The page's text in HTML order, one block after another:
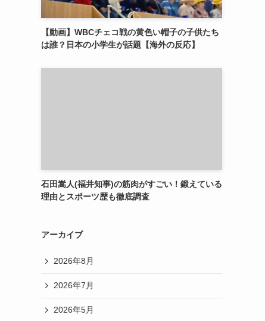
【動画】WBCチェコ戦の黄色い帽子の子供たち
は誰？日本の小学生が話題【海外の反応】
石田嵩人(福井知事)の筋肉がすごい！鍛えている
理由とスポーツ歴も徹底調査
アーカイブ
2026年8月
2026年7月
2026年5月